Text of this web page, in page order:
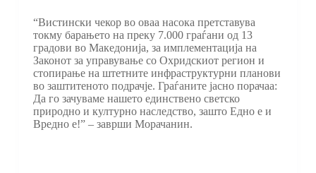
“Вистински чекор во оваа насока претставува
токму барањето на преку 7.000 граѓани од 13
градови во Македонија, за имплементација на
Законот за управување со Охридскиот регион и
стопирање на штетните инфраструктурни планови
во заштитеното подрачје. Граѓаните јасно порачаа:
Да го зачуваме нашето единствено светско
природно и културно наследство, зашто Едно е и
Вредно е!” – заврши Морачанин.